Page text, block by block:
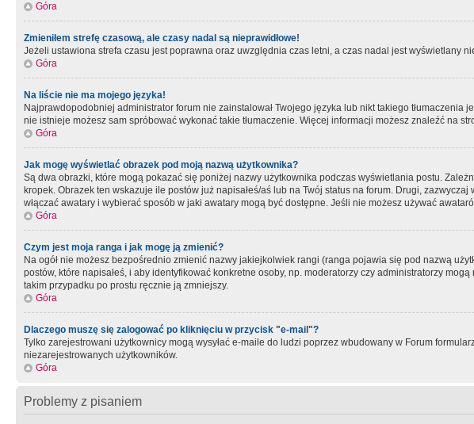
Góra
Zmieniłem strefę czasową, ale czasy nadal są nieprawidłowe!
Jeżeli ustawiona strefa czasu jest poprawna oraz uwzględnia czas letni, a czas nadal jest wyświetlany
Góra
Na liście nie ma mojego języka!
Najprawdopodobniej administrator forum nie zainstalował Twojego języka lub nikt takiego
nie istnieje możesz sam spróbować wykonać takie tłumaczenie. Więcej informacji możesz znaleźć na
Góra
Jak mogę wyświetlać obrazek pod moją nazwą użytkownika?
Są dwa obrazki, które mogą pokazać się poniżej nazwy użytkownika podczas wyświetlania postu.
kropek. Obrazek ten wskazuje ile postów już napisałeś/aś lub na Twój status na forum. Drugi,
włączać awatary i wybierać sposób w jaki awatary mogą być dostępne. Jeśli nie możesz używać
Góra
Czym jest moja ranga i jak mogę ją zmienić?
Na ogół nie możesz bezpośrednio zmienić nazwy jakiejkolwiek rangi (ranga pojawia się pod nazwą
postów, które napisałeś, i aby identyfikować konkretne osoby, np. moderatorzy czy administratorzy
takim przypadku po prostu ręcznie ją zmniejszy.
Góra
Dlaczego muszę się zalogować po kliknięciu w przycisk "e-mail"?
Tylko zarejestrowani użytkownicy mogą wysyłać e-maile do ludzi poprzez wbudowany w Forum
niezarejestrowanych użytkowników.
Góra
Problemy z pisaniem